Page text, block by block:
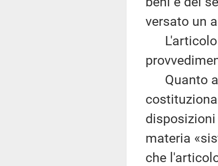
versato un
L'articolo
Quanto al
materia
che